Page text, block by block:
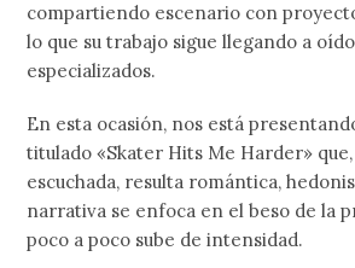
compartiendo escenario con
lo que su trabajo sigue llegando a
especializados.
En esta ocasión, nos está
titulado «Skater Hits Me Harder»
escuchada, resulta romántica,
narrativa se enfoca en el beso de la
poco a poco sube de intensidad.